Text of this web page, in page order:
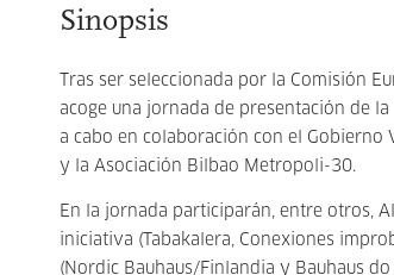
Sinopsis
Tras ser seleccionada por la Comisión
acoge una jornada de presentación de
a cabo en colaboración con el
y la Asociación Bilbao Metropoli-30.
En la jornada participarán, entre otros,
iniciativa (Tabakalera, Conexiones
(Nordic Bauhaus/Finlandia y Bauhaus